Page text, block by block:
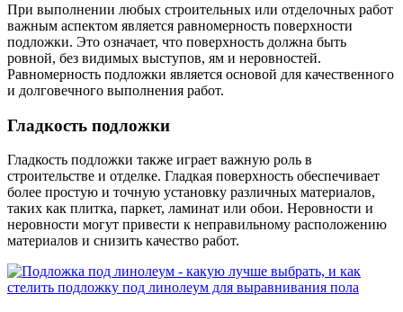
При выполнении любых строительных или отделочных работ
важным аспектом является равномерность поверхности
подложки. Это означает, что поверхность должна быть
ровной, без видимых выступов, ям и неровностей.
Равномерность подложки является основой для качественного
и долговечного выполнения работ.
Гладкость подложки
Гладкость подложки также играет важную роль в
строительстве и отделке. Гладкая поверхность обеспечивает
более простую и точную установку различных материалов,
таких как плитка, паркет, ламинат или обои. Неровности и
неровности могут привести к неправильному расположению
материалов и снизить качество работ.